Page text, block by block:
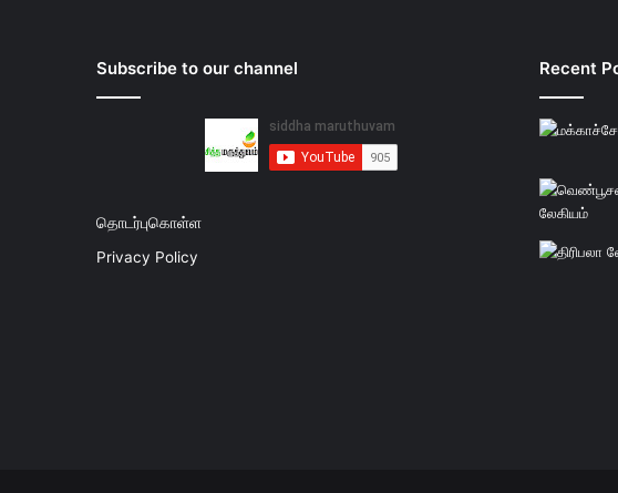
Subscribe to our channel
தொடர்புகொள்ள
Privacy Policy
Recent